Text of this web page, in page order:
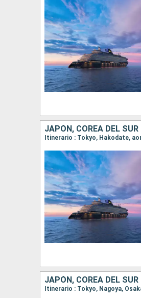
JAPÓN, COREA DEL SUR
Itinerario : Tokyo, Hakodate,
JAPÓN, COREA DEL SUR
Itinerario : Tokyo, Nagoya,